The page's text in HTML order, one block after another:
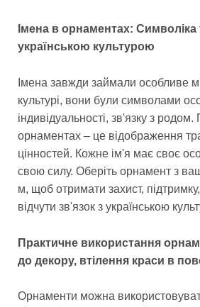
Імена в орнаментах: Символіка
українською культурою
Імена завжди займали особливе
культурі, вони були символами
індивідуальності, зв'язку з
орнаментах – це відображення
цінностей. Кожне ім'я має своє
свою силу. Оберіть орнамент з
м, щоб отримати захист,
відчути зв'язок з українською
Практичне використання
до декору, втілення краси в
Орнаменти можна